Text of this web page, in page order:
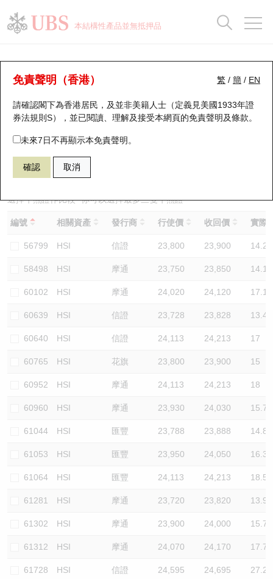
本結構性產品並無抵押品
繁 / 簡 / EN
免責聲明（香港）
請確認閣下為香港居民，及並非美籍人士（定義見美國1933年證
券法規則S），並已閱讀、理解及接受本網頁的免責聲明及條款。
未來7日不再顯示本免責聲明。
確認 取消
牛熊證分析儀
表現 街貨統計 比較
67440 瑞銀牛證 HSI 恒生指數
選擇牛熊證作比較 *你可以選擇最多三隻牛熊證
編號 相關資產 發行商 行使價 收回價 實際
56799 HSI 信證 23,800 23,900 14.2
58498 HSI 摩通 23,750 23,850 14.1
60102 HSI 摩通 24,020 24,120 17.1
60639 HSI 信證 23,728 23,828 13.4
60640 HSI 信證 24,113 24,213 17
60765 HSI 花旗 23,800 23,900 15
60952 HSI 摩通 24,113 24,213 18
60960 HSI 摩通 23,930 24,030 15.7
61044 HSI 匯豐 23,788 23,888 14.8
61053 HSI 匯豐 23,950 24,050 16.3
61064 HSI 匯豐 24,113 24,213 18.5
61281 HSI 摩通 23,720 23,820 13.9
61302 HSI 摩通 23,900 24,000 15.7
61312 HSI 摩通 24,070 24,170 17.7
61728 HSI 信證 24,595 24,695 27.2
瑞銀認股證一覽
新發行瑞銀認股證
即將到期認股證
認股證到期結算價查詢
認股證分析儀
認股證速算機
認股證/牛熊證日誌
認股證文件及公告
街貨統計
比較
牛熊全景快搜
牛熊證搜尋
牛熊證街貨分佈圖
正股牛熊證列表
新發行瑞銀牛熊證
已收回牛熊證剩餘價值
牛熊證到期結算價查詢
牛熊證分析儀
牛熊證文件及公告
牛熊證文件及公告 (瑞信)
街貨統計
比較
十大升幅/跌幅
十大認股證成交分佈
十天股證佔大市成交
資金流
街貨統計
三十大平均引伸波幅
正股分析儀
二十大活躍股份
恒指成份股
國指成份股
科指成份股
相關資產沽空
中資ETFs溢價比較
AH 股價對照
ADR
收市競價變化
持股比重
顯示所有持股比重
每月輪證大市專題
輪證專欄
講座及教育短片
認股證投資者教育
牛熊證投資者教育
認股證牛熊證常問問題